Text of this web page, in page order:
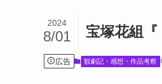
宝塚花組
2024
8/01
広告 観劇記・感想・作品考察